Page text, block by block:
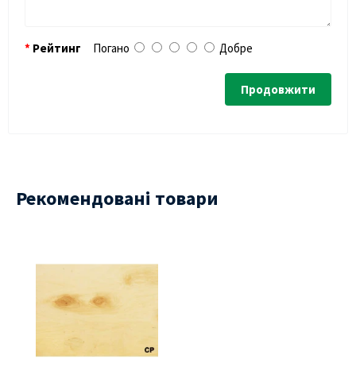
Рейтинг Погано Добре
Продовжити
Рекомендовані товари